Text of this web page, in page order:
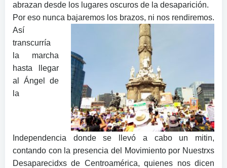
abrazan desde los lugares oscuros de la desaparición.
Por eso nunca bajaremos los brazos, ni nos rendiremos.
Así
transcurría
la marcha
hasta llegar
al Ángel de
la
Independencia donde se llevó a cabo un mitin,
contando con la presencia del Movimiento por Nuestrxs
Desaparecidxs de Centroamérica, quienes nos dicen